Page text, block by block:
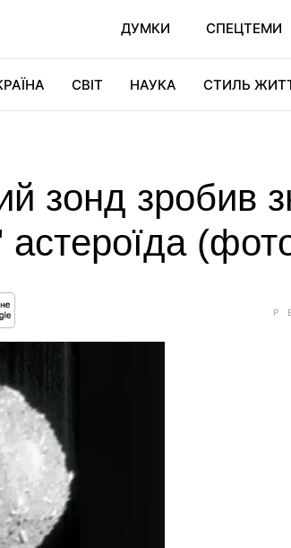
ДУМКИ СПЕЦТЕМИ
СВІТ НАУКА СТИЛЬ
зонд зробив
астероїда